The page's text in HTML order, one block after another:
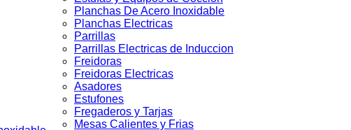
Planchas De Acero Inoxidable
Planchas Electricas
Parrillas
Parrillas Electricas de Induccion
Freidoras
Freidoras Electricas
Asadores
Estufones
Fregaderos y Tarjas
Mesas Calientes y Frias